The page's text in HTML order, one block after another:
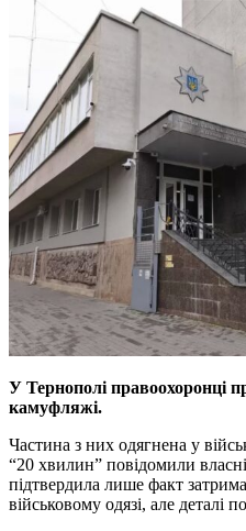
У Тернополі правоохоронці
камуфляжі.
Частина з них одягнена у
“20 хвилин” повідомили
підтвердила лише факт
військовому одязі, але деталі